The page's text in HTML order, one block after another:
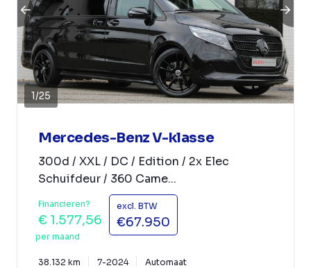
1/25
Mercedes-Benz V-klasse
300d / XXL / DC / Edition / 2x Elec
Schuifdeur / 360 Came...
Financieren?
€ 1.577,56
per maand
excl. BTW
€67.950
38.132 km 7-2024 Automaat